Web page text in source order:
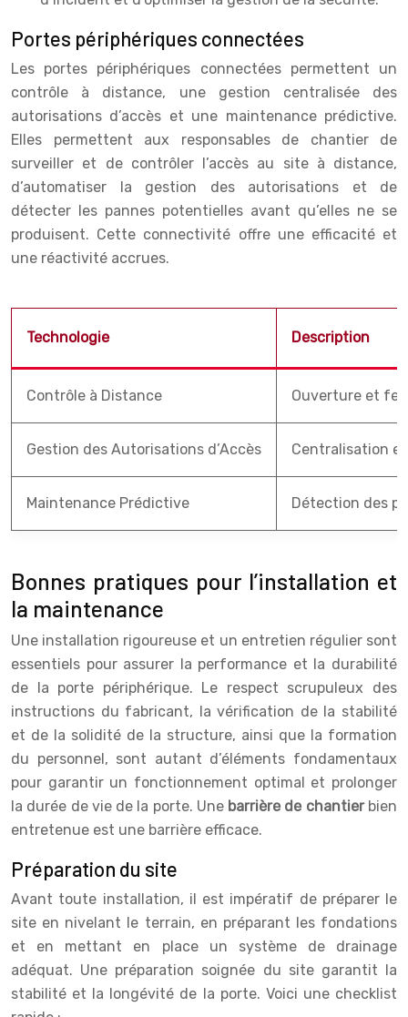
Portes périphériques connectées
Les portes périphériques connectées permettent un
contrôle à distance, une gestion centralisée des
autorisations d’accès et une maintenance prédictive.
Elles permettent aux responsables de chantier de
surveiller et de contrôler l’accès au site à distance,
d’automatiser la gestion des autorisations et de
détecter les pannes potentielles avant qu’elles ne se
produisent. Cette connectivité offre une efficacité et
une réactivité accrues.
Technologie Description
Contrôle à Distance Ouverture et
Gestion des Autorisations d’Accès Centralisation
Maintenance Prédictive Détection des
Bonnes pratiques pour l’installation et
la maintenance
Une installation rigoureuse et un entretien régulier sont
essentiels pour assurer la performance et la durabilité
de la porte périphérique. Le respect scrupuleux des
instructions du fabricant, la vérification de la stabilité
et de la solidité de la structure, ainsi que la formation
du personnel, sont autant d’éléments fondamentaux
pour garantir un fonctionnement optimal et prolonger
la durée de vie de la porte. Une barrière de chantier bien
entretenue est une barrière efficace.
Préparation du site
Avant toute installation, il est impératif de préparer le
site en nivelant le terrain, en préparant les fondations
et en mettant en place un système de drainage
adéquat. Une préparation soignée du site garantit la
stabilité et la longévité de la porte. Voici une checklist